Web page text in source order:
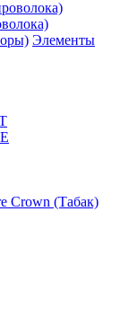
Элементы
Crown (Табак)